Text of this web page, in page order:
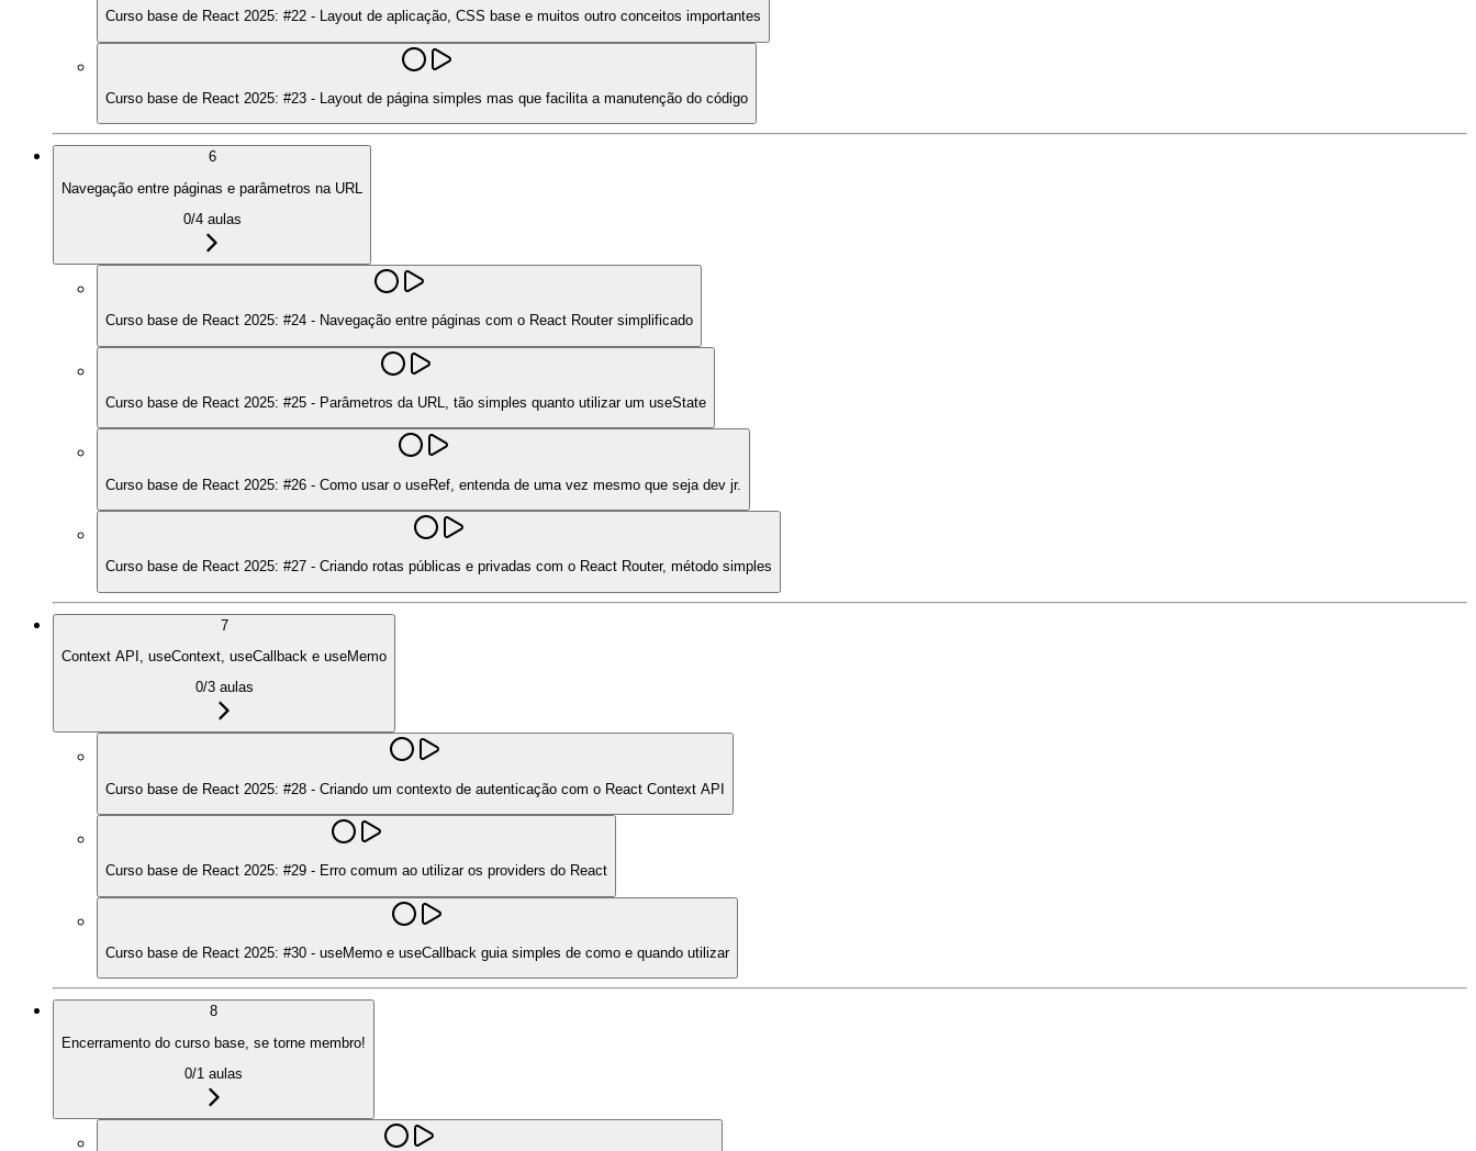
Curso base de React 2025: #22 - Layout de aplicação, CSS base e muitos outro conceitos importantes
Curso base de React 2025: #23 - Layout de página simples mas que facilita a manutenção do código
6
Navegação entre páginas e parâmetros na URL
0/4aulas
Curso base de React 2025: #24 - Navegação entre páginas com o React Router simplificado
Curso base de React 2025: #25 - Parâmetros da URL, tão simples quanto utilizar um useState
Curso base de React 2025: #26 - Como usar o useRef, entenda de uma vez mesmo que seja dev jr.
Curso base de React 2025: #27 - Criando rotas públicas e privadas com o React Router, método simples
7
Context API, useContext, useCallback e useMemo
0/3aulas
Curso base de React 2025: #28 - Criando um contexto de autenticação com o React Context API
Curso base de React 2025: #29 - Erro comum ao utilizar os providers do React
Curso base de React 2025: #30 - useMemo e useCallback guia simples de como e quando utilizar
8
Encerramento do curso base, se torne membro!
0/1 aulas